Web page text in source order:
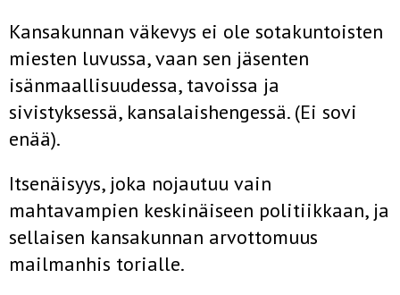
Kansakunnan väkevys ei ole sotakuntoisten
miesten luvussa, vaan sen jäsenten
isänmaallisuudessa, tavoissa ja
sivistyksessä, kansalaishengessä. (Ei sovi
enää).
Itsenäisyys, joka nojautuu vain
mahtavampien keskinäiseen politiikkaan, ja
sellaisen kansakunnan arvottomuus
mailmanhis­ torialle.